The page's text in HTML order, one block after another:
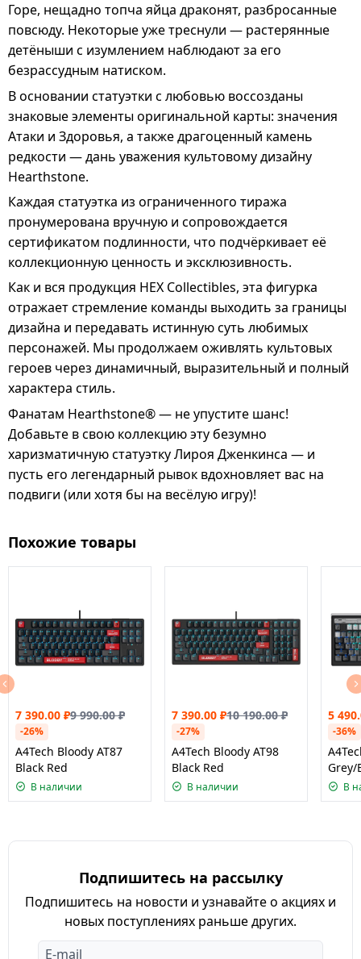
Горе, нещадно топча яйца драконят, разбросанные
повсюду. Некоторые уже треснули — растерянные
детёныши с изумлением наблюдают за его
безрассудным натиском.
В основании статуэтки с любовью воссозданы
знаковые элементы оригинальной карты: значения
Атаки и Здоровья, а также драгоценный камень
редкости — дань уважения культовому дизайну
Hearthstone.
Каждая статуэтка из ограниченного тиража
пронумерована вручную и сопровождается
сертификатом подлинности, что подчёркивает её
коллекционную ценность и эксклюзивность.
Как и вся продукция HEX Collectibles, эта фигурка
отражает стремление команды выходить за границы
дизайна и передавать истинную суть любимых
персонажей. Мы продолжаем оживлять культовых
героев через динамичный, выразительный и полный
характера стиль.
Фанатам Hearthstone® — не упустите шанс!
Добавьте в свою коллекцию эту безумно
харизматичную статуэтку Лироя Дженкинса — и
пусть его легендарный рывок вдохновляет вас на
подвиги (или хотя бы на весёлую игру)!
Похожие товары
7 390.00 ₽9 990.00₽
-26%
A4Tech Bloody AT87
Black Red
В наличии
7 390.00 ₽10 190.00₽
-27%
A4Tech Bloody AT98
Black Red
В наличии
5
-36%
Grey/
В
Подпишитесь на рассылку
Подпишитесь на новости и узнавайте о акциях и
новых поступлениях раньше других.